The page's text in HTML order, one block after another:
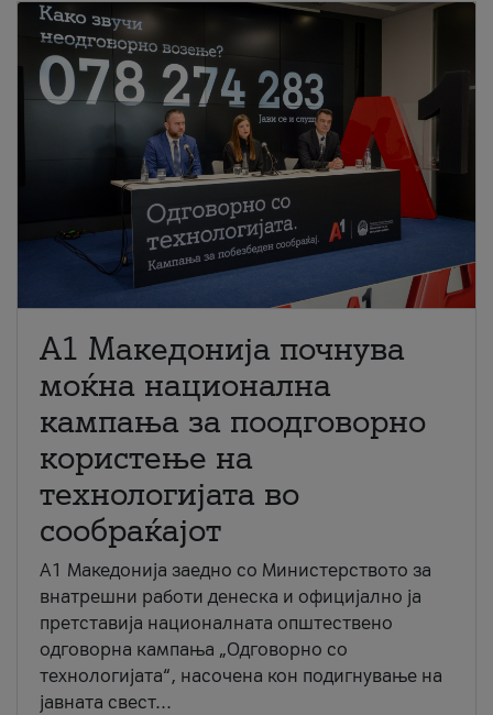
A1 Македонија почнува
моќна национална
кампања за поодговорно
користење на
технологијата во
сообраќајот
A1 Македонија заедно со Министерството за
внатрешни работи денеска и официјално ја
претставија националната општествено
одговорна кампања „Одговорно со
технологијата“, насочена кон подигнување на
јавната свест...